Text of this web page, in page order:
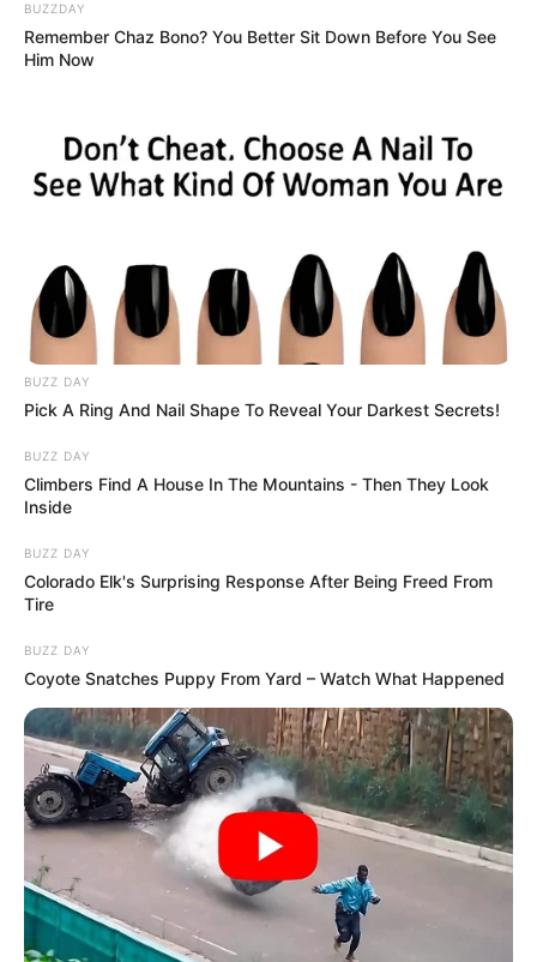
BUZZDAY
Remember Chaz Bono? You Better Sit Down Before You See
Him Now
BUZZ DAY
Pick A Ring And Nail Shape To Reveal Your Darkest Secrets!
BUZZ DAY
Climbers Find A House In The Mountains - Then They Look
Inside
BUZZ DAY
Colorado Elk's Surprising Response After Being Freed From
Tire
BUZZ DAY
Coyote Snatches Puppy From Yard – Watch What Happened